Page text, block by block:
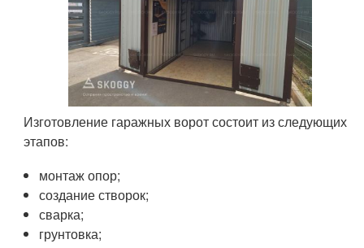
Изготовление гаражных ворот состоит из следующих
этапов:
монтаж опор;
создание створок;
сварка;
грунтовка;